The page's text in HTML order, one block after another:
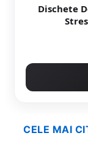
Dischete
CELE MAI